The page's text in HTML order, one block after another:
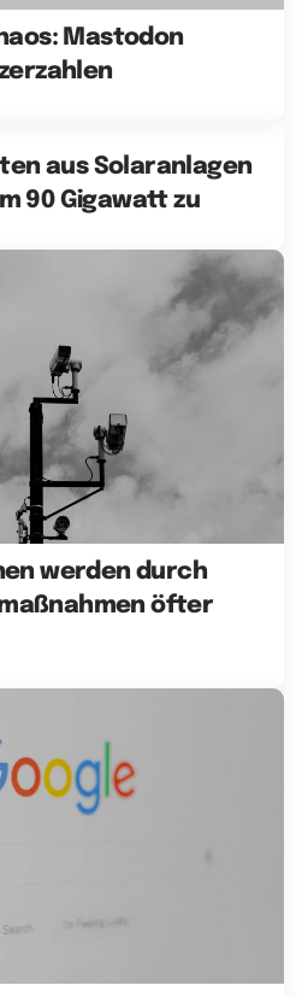
Mastodon
aus Solaranlagen
90 Gigawatt zu
werden durch
öfter